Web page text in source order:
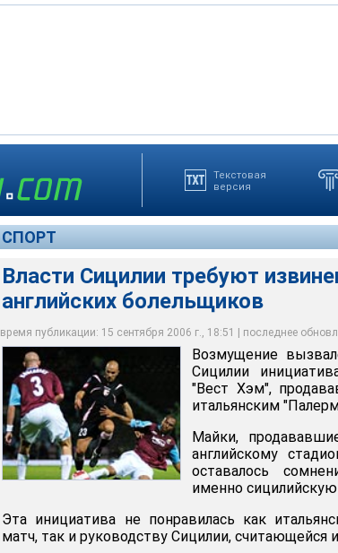
Текстовая
версия
СПОРТ
Власти Сицилии требуют
английских болельщиков
время публикации: 15 сентября 2006 г., 18:51 | последнее
Возмущение вызвало у властей итальянского
болельщиков английского клуба "Вест Хэм",
итальянским "Палермо" футболки с надписью
whufc.com
Возмущение
Сицилии
"Вест Хэм",
итальянским
Майки,
английскому
оставалось
именно
Эта инициатива не понравилась как
матч, так и руководству Сицилии, считающейся